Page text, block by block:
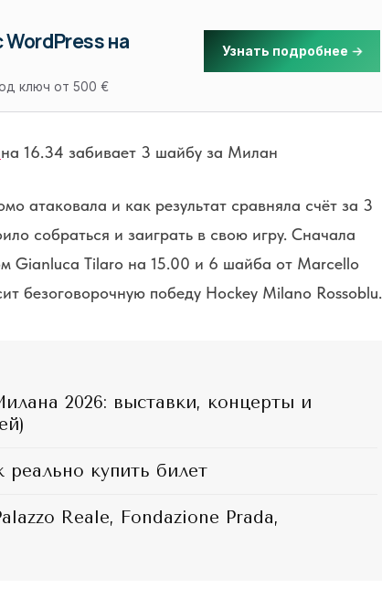
на
ключ от 500 €
Узнать подробнее
на 16.34 забивает 3 шайбу за Милан
атаковала и как результат сравняла счёт за 3
собраться и заиграть в свою игру. Сначала
Gianluca Tilaro на 15.00 и 6 шайба от Marcello
безоговорочную победу Hockey Milano Rossoblu.
2026: выставки, концерты и
реально купить билет
Reale, Fondazione Prada,